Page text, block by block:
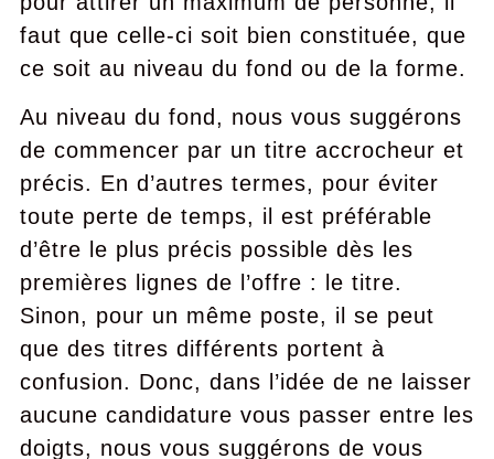
faut que celle-ci soit bien constituée, que
ce soit au niveau du fond ou de la forme.
Au niveau du fond, nous vous suggérons
de commencer par un titre accrocheur et
précis. En d’autres termes, pour éviter
toute perte de temps, il est préférable
d’être le plus précis possible dès les
premières lignes de l’offre : le titre.
Sinon, pour un même poste, il se peut
que des titres différents portent à
confusion. Donc, dans l’idée de ne laisser
aucune candidature vous passer entre les
doigts, nous vous suggérons de vous